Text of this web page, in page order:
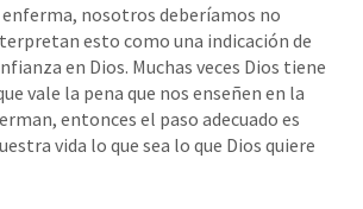
enferma, nosotros deberíamos no
esto como una indicación de
en Dios. Muchas veces Dios tiene
vale la pena que nos enseñen en la
entonces el paso adecuado es
vida lo que sea lo que Dios quiere